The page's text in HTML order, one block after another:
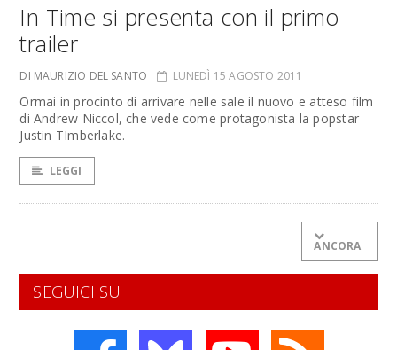
In Time si presenta con il primo
trailer
DI MAURIZIO DEL SANTO LUNEDÌ 15 AGOSTO 2011
Ormai in procinto di arrivare nelle sale il nuovo e atteso film
di Andrew Niccol, che vede come protagonista la popstar
Justin TImberlake.
LEGGI
ANCORA
SEGUICI SU